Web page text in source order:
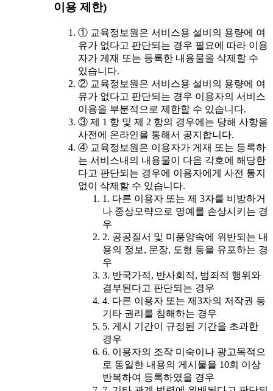
이용 제한)
① 교육정보원은 서비스용 설비의 용량에 여
유가 없다고 판단되는 경우 필요에 따라 이용
자가 게재 또는 등록한 내용물을 삭제할 수
있습니다.
② 교육정보원은 서비스용 설비의 용량에 여
유가 없다고 판단되는 경우 이용자의 서비스
이용을 부분적으로 제한할 수 있습니다.
③ 제 1 항 및 제 2 항의 경우에는 당해 사항을
사전에 온라인을 통해서 공지합니다.
④ 교육정보원은 이용자가 게재 또는 등록하
는 서비스내의 내용물이 다음 각호에 해당한
다고 판단되는 경우에 이용자에게 사전 통지
없이 삭제할 수 있습니다.
1. 다른 이용자 또는 제 3자를 비방하거
나 중상모략으로 명예를 손상시키는 경
우
2. 공공질서 및 미풍양속에 위반되는 내
용의 정보, 문장, 도형 등을 유포하는 경
우
3. 반국가적, 반사회적, 범죄적 행위와
결부된다고 판단되는 경우
4. 다른 이용자 또는 제3자의 저작권 등
기타 권리를 침해하는 경우
5. 게시 기간이 규정된 기간을 초과한
경우
6. 이용자의 조작 미숙이나 광고목적으
로 동일한 내용의 게시물을 10회 이상
반복하여 등록하였을 경우